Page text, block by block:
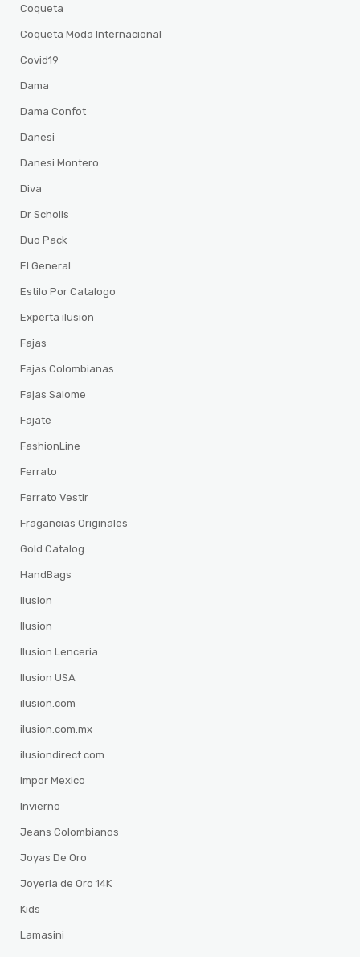
Coqueta
Coqueta Moda Internacional
Covid19
Dama
Dama Confot
Danesi
Danesi Montero
Diva
Dr Scholls
Duo Pack
El General
Estilo Por Catalogo
Experta ilusion
Fajas
Fajas Colombianas
Fajas Salome
Fajate
FashionLine
Ferrato
Ferrato Vestir
Fragancias Originales
Gold Catalog
HandBags
Ilusion
Ilusion
Ilusion Lenceria
Ilusion USA
ilusion.com
ilusion.com.mx
ilusiondirect.com
Impor Mexico
Invierno
Jeans Colombianos
Joyas De Oro
Joyeria de Oro 14K
Kids
Lamasini